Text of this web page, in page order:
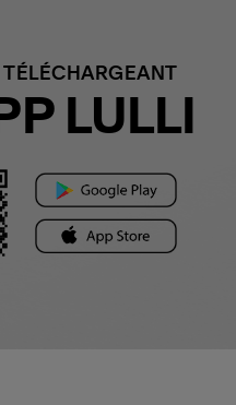
TÉLÉCHARGEANT
LULLI